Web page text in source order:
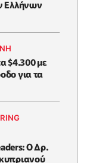
Ελλήνων
$4.300 με
για τα
Ο Δρ.